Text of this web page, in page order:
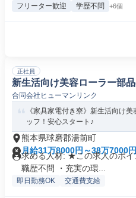
フリーター歓迎 学歴不問 +6個
正社員
新生活向け美容ローラー部
合同会社ヒューマンリンク
《家具家電付き寮》新生活向け
ッフ！安心スタート♪
熊本県球磨郡湯前町
月給31万8000円～38万7000円
求める人材: ★この求人のポ
職歴不問 ・充実の環...
即日勤務OK 交通費支給